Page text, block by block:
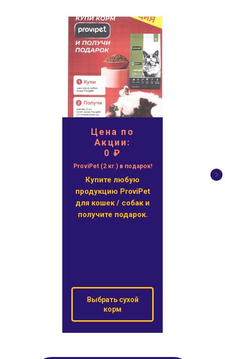
Цена по
Акции:
0 ₽
ProviPet (2 кг.) в подарок!
Купите любую
продукцию ProviPet
для кошек / собак и
получите подарок.
Выбрать сухой
корм